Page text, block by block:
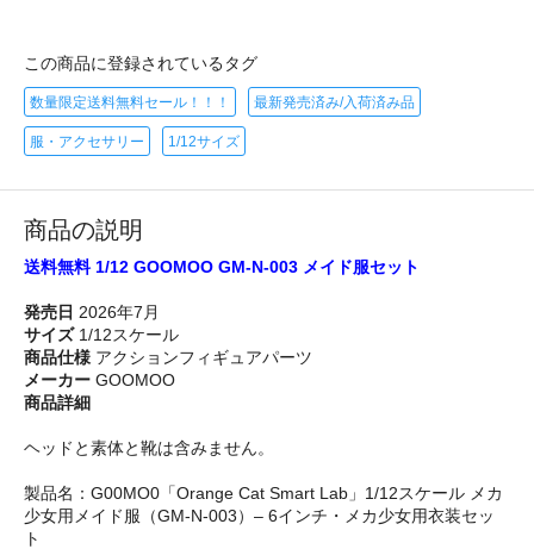
この商品に登録されているタグ
数量限定送料無料セール！！！ 最新発売済み/入荷済み品
服・アクセサリー 1/12サイズ
商品の説明
送料無料 1/12 GOOMOO GM-N-003 メイド服セット
発売日 2026年7月
サイズ1/12スケール
商品仕様 アクションフィギュアパーツ
メーカー GOOMOO
商品詳細
ヘッドと素体と靴は含みません。
製品名：G00MO0「Orange Cat Smart Lab」1/12スケール メカ
少女用メイド服（GM-N-003）– 6インチ・メカ少女用衣装セッ
ト